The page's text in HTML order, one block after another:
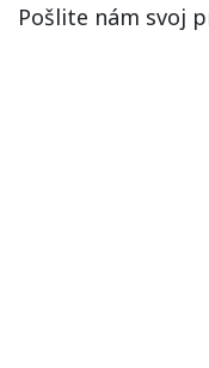
Pošlite nám svoj